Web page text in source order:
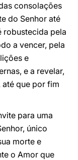
consolações
do Senhor até
robustecida pela
a vencer, pela
e
e a revelar,
até que por fim
para uma
único
morte e
o Amor que